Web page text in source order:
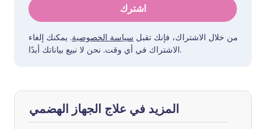
اشترك
من خلال الاشتراك، فإنك تقبل سياسة الخصوصية. يمكنك إلغاء
الاشتراك في أي وقت. نحن لا نبيع بياناتك أبدًا.
المزيد في علاج الجهاز الهضمي